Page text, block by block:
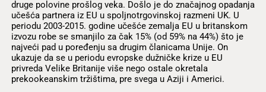
druge polovine prošlog veka. Došlo je do značajnog opadanja
učešća partnera iz EU u spoljnotrgovinskoj razmeni UK. U
periodu 2003-2015. godine učešće zemalja EU u britanskom
izvozu robe se smanjilo za čak 15% (od 59% na 44%) što je
najveći pad u poređenju sa drugim članicama Unije. On
ukazuje da se u periodu evropske dužničke krize u EU
privreda Velike Britanije više nego ostale okretala
prekookeanskim tržištima, pre svega u Aziji i Americi.